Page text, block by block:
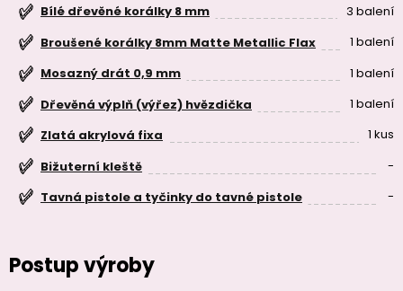
Bílé dřevěné korálky 8 mm
3 balení
Broušené korálky 8mm Matte Metallic Flax
1 balení
Mosazný drát 0,9 mm
1 balení
Dřevěná výplň (výřez) hvězdička
1 balení
Zlatá akrylová fixa
1 kus
Bižuterní kleště
-
Tavná pistole a tyčinky do tavné pistole
-
Postup výroby